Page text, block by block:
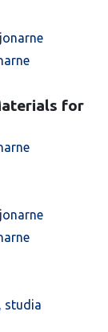
for
studia